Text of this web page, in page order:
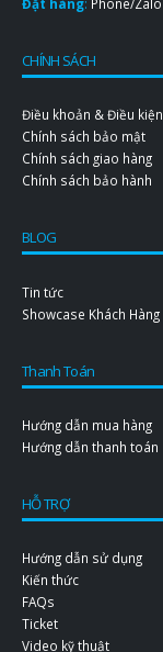
Đặt hàng: Phone/Zalo
CHÍNH SÁCH
Điều khoản & Điều kiện
Chính sách bảo mật
Chính sách giao hàng
Chính sách bảo hành
BLOG
Tin tức
Showcase Khách Hàng
Thanh Toán
Hướng dẫn mua hàng
Hướng dẫn thanh toán
HỖ TRỢ
Hướng dẫn sử dụng
Kiến thức
FAQs
Ticket